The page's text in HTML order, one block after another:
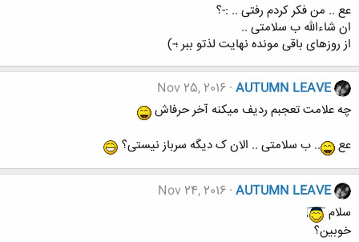
عع .. من فکر کردم رفتی .. :-؟
ان شاءالله ب سلامتی ..
از روزهای باقی مونده نهایت لذتو ببر ؛-)
AUTUMN LEAVE
Nov 25, 2016
چه علامت تعجبم ردیف میکنه آخر حرفاش
عع
.. ب سلامتی .. الان ک دیگه سرباز نیستی؟
AUTUMN LEAVE
Nov 24, 2016
سلام
خوبین؟